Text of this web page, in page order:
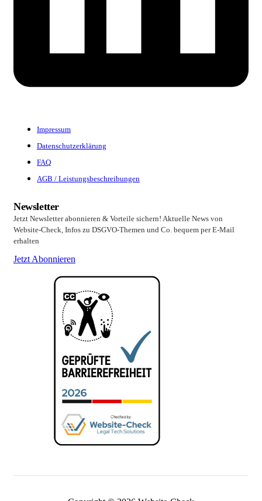
Impressum
Datenschutzerklärung
FAQ
AGB / Leistungsbeschreibungen
Newsletter
Jetzt Newsletter abonnieren & Vorteile sichern! Aktuelle News von
Website-Check, Infos zu DSGVO-Themen und Co. bequem per E-Mail
erhalten
Jetzt Abonnieren